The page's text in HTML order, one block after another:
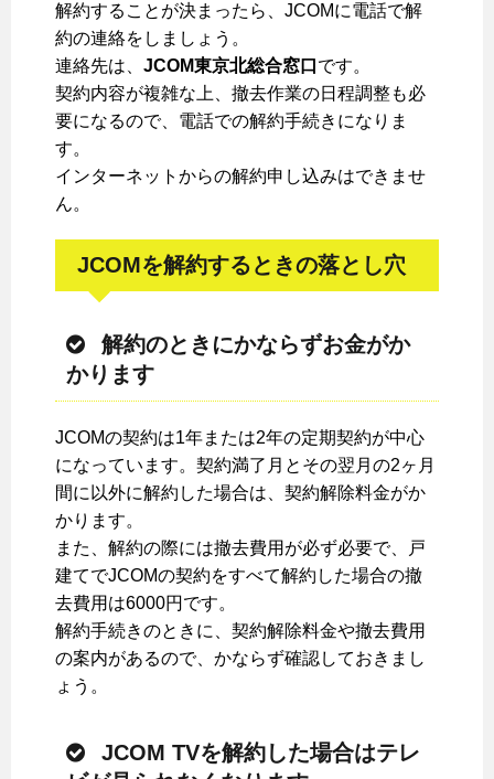
解約することが決まったら、JCOMに電話で解
約の連絡をしましょう。
連絡先は、 JCOM東京北総合窓口 です。
契約内容が複雑な上、撤去作業の日程調整も必
要になるので、電話での解約手続きになりま
す。
インターネットからの解約申し込みはできませ
ん。
JCOMを解約するときの落とし穴
解約のときにかならずお金がか
かります
JCOMの契約は1年または2年の定期契約が中心
になっています。契約満了月とその翌月の2ヶ月
間に以外に解約した場合は、契約解除料金がか
かります。
また、解約の際には撤去費用が必ず必要で、戸
建てでJCOMの契約をすべて解約した場合の撤
去費用は6000円です。
解約手続きのときに、契約解除料金や撤去費用
の案内があるので、かならず確認しておきまし
ょう。
JCOM TVを解約した場合はテレ